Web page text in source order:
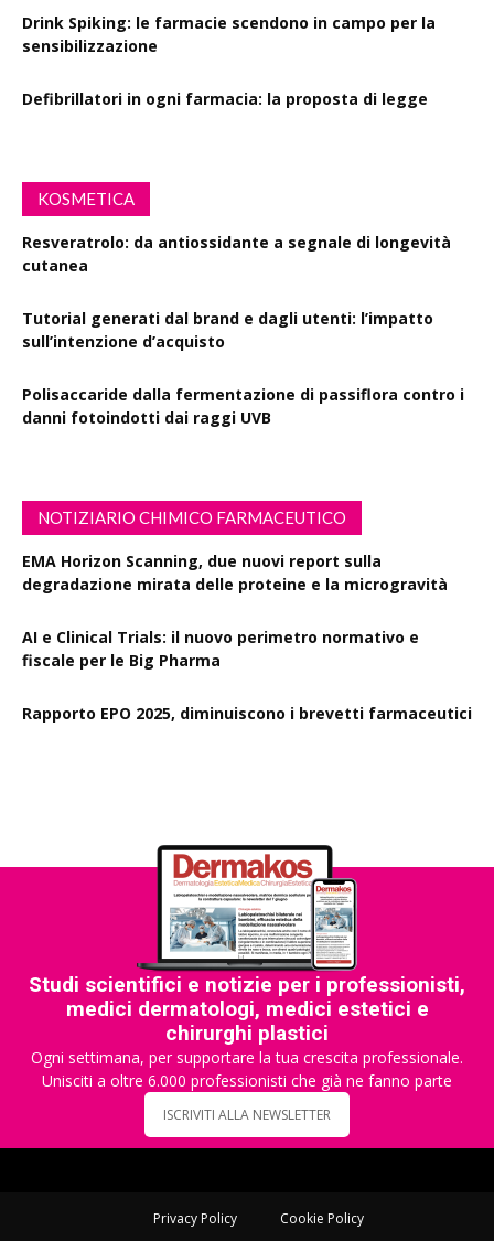
Drink Spiking: le farmacie scendono in campo per la
sensibilizzazione
Defibrillatori in ogni farmacia: la proposta di legge
KOSMETICA
Resveratrolo: da antiossidante a segnale di longevità
cutanea
Tutorial generati dal brand e dagli utenti: l’impatto
sull’intenzione d’acquisto
Polisaccaride dalla fermentazione di passiflora contro i
danni fotoindotti dai raggi UVB
NOTIZIARIO CHIMICO FARMACEUTICO
EMA Horizon Scanning, due nuovi report sulla
degradazione mirata delle proteine e la microgravità
AI e Clinical Trials: il nuovo perimetro normativo e
fiscale per le Big Pharma
Rapporto EPO 2025, diminuiscono i brevetti farmaceutici
Studi scientifici e notizie per i professionisti,
medici dermatologi, medici estetici e
chirurghi plastici
Ogni settimana, per supportare la tua crescita professionale.
Unisciti a oltre 6.000 professionisti che già ne fanno parte
ISCRIVITI ALLA NEWSLETTER
Privacy Policy Cookie Policy